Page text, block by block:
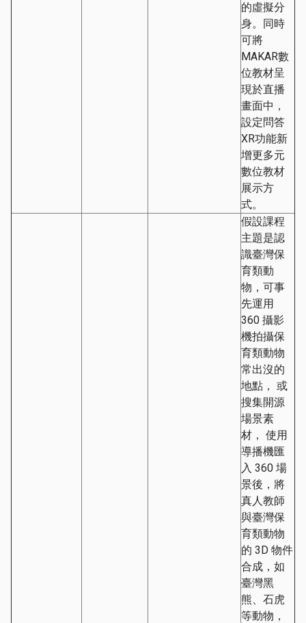
的虛擬分
身。同時
可將
MAKAR數
位教材呈
現於直播
畫面中，
設定問答
XR功能新
增更多元
數位教材
展示方
式。
假設課程
主題是認
識臺灣保
育類動
物，可事
先運用
360 攝影
機拍攝保
育類動物
常出沒的
地點， 或
搜集開源
場景素
材， 使用
導播機匯
入 360 場
景後，將
真人教師
與臺灣保
育類動物
的 3D 物件
合成，如
臺灣黑
熊、石虎
等動物，